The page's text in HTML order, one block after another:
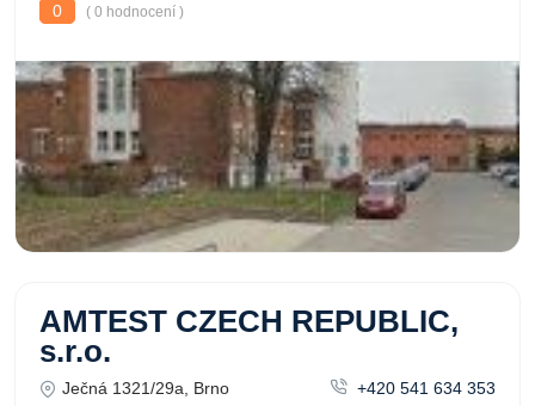
0
( 0 hodnocení )
AMTEST CZECH REPUBLIC,
s.r.o.
Ječná 1321/29a, Brno +420 541 634 353